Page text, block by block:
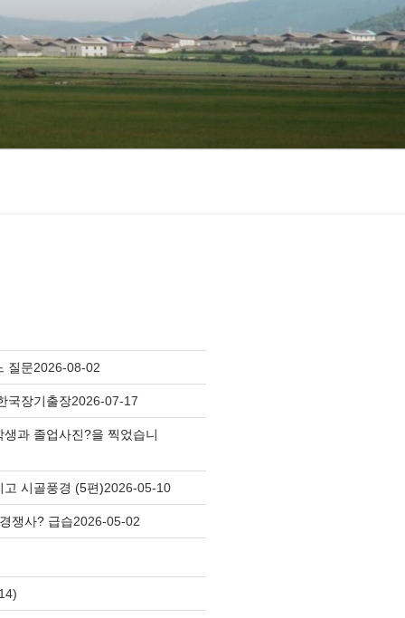
질문2026-08-02
국장기출장2026-07-17
과 졸업사진?을 찍었습니
고 시골풍경 (5편)2026-05-10
쟁사? 급습2026-05-02